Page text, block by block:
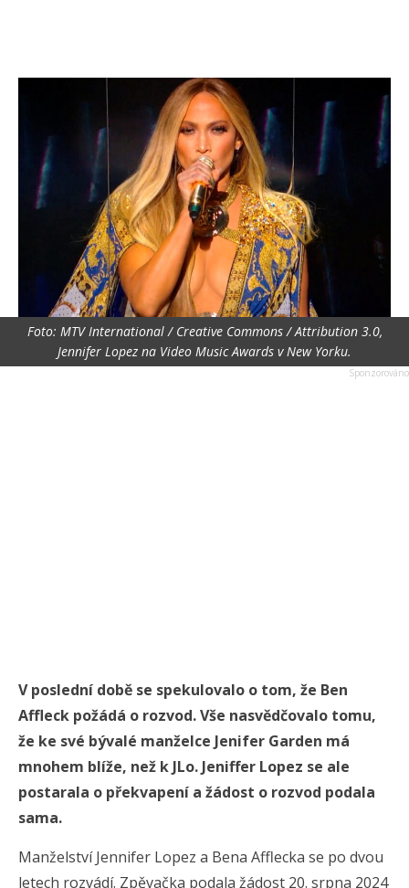
Foto: MTV International / Creative Commons / Attribution 3.0,
Jennifer Lopez na Video Music Awards v New Yorku.
V poslední době se spekulovalo o tom, že Ben
Affleck požádá o rozvod. Vše nasvědčovalo tomu,
že ke své bývalé manželce Jenifer Garden má
mnohem blíže, než k JLo. Jeniffer Lopez se ale
postarala o překvapení a žádost o rozvod podala
sama.
Manželství Jennifer Lopez a Bena Afflecka se po dvou
letech rozvádí. Zpěvačka podala žádost 20. srpna 2024